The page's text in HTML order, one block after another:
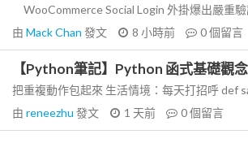
WooCommerce Social Login 外掛爆出嚴重
由 Mack Chan 發文 8 小時前 0個留言
【Python筆記】Python 函式基礎觀念
把重複動作包起來 生活情境：每天打招呼 def
由 reneezhu 發文 1 天前 0個留言